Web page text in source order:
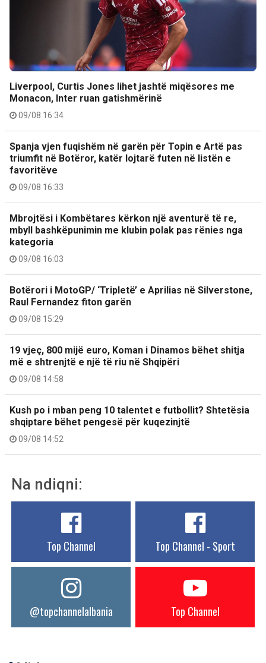
Liverpool, Curtis Jones lihet jashtë miqësores me
Monacon, Inter ruan gatishmërinë
09/08 16:34
Spanja vjen fuqishëm në garën për Topin e Artë pas
triumfit në Botëror, katër lojtarë futen në listën e
favoritëve
09/08 16:33
Mbrojtësi i Kombëtares kërkon një aventurë të re,
mbyll bashkëpunimin me klubin polak pas rënies nga
kategoria
09/08 16:03
Botërori i MotoGP/ ‘Tripletë’ e Aprilias në Silverstone,
Raul Fernandez fiton garën
09/08 15:29
19 vjeç, 800 mijë euro, Koman i Dinamos bëhet shitja
më e shtrenjtë e një të riu në Shqipëri
09/08 14:58
Kush po i mban peng 10 talentet e futbollit? Shtetësia
shqiptare bëhet pengesë për kuqezinjtë
09/08 14:52
Na ndiqni:
Top Channel Top Channel - Sport
@topchannelalbania Top Channel